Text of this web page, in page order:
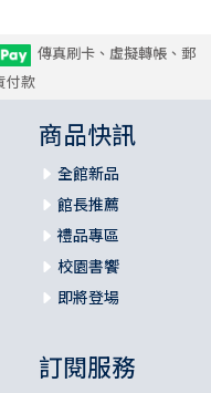
傳真刷卡、虛擬轉帳、郵
付款
商品快訊
全館新品
館長推薦
禮品專區
校園書饗
即將登場
訂閱服務